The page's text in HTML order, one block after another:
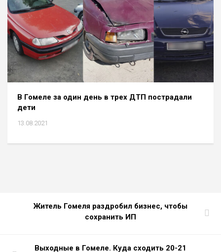
В Гомеле за один день в трех ДТП пострадали
дети
13.08.2021
Житель Гомеля раздробил бизнес, чтобы
сохранить ИП
Выходные в Гомеле. Куда сходить 20-21